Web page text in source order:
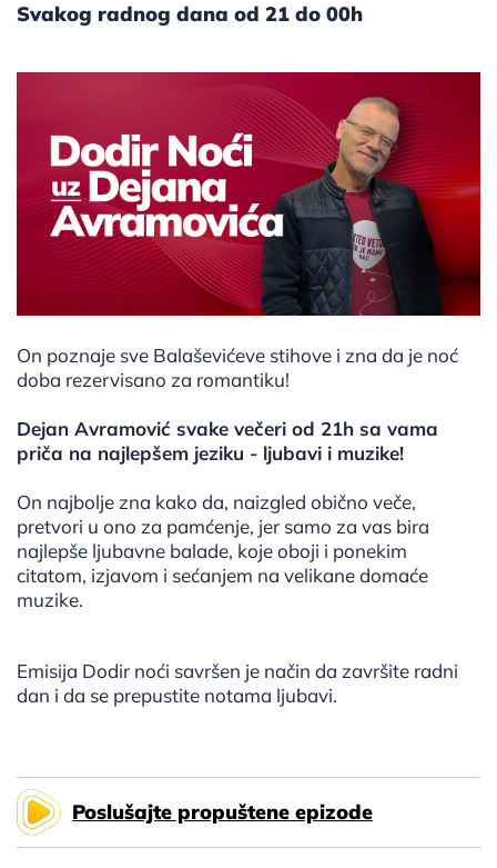
Svakog radnog dana od 21 do 00h
On poznaje sve Balaševićeve stihove i zna da je noć
doba rezervisano za romantiku!
Dejan Avramović svake večeri od 21h sa vama
priča na najlepšem jeziku - ljubavi i muzike!
On najbolje zna kako da, naizgled obično veče,
pretvori u ono za pamćenje, jer samo za vas bira
najlepše ljubavne balade, koje oboji i ponekim
citatom, izjavom i sećanjem na velikane domaće
muzike.
Emisija Dodir noći savršen je način da završite radni
dan i da se prepustite notama ljubavi.
Poslušajte propuštene epizode